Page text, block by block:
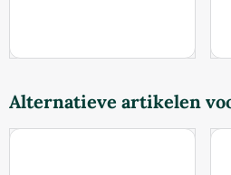
Prijs niet zichtbaar
Alternatieve artikelen